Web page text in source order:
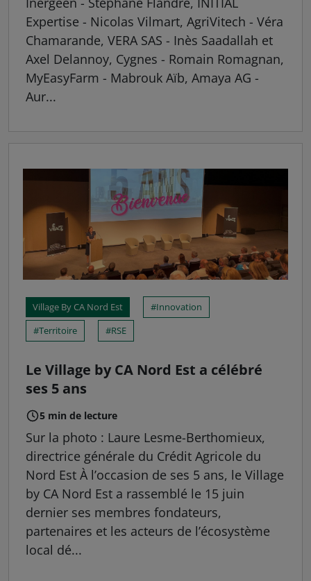
Expertise - Nicolas Vilmart, AgriVitech - Véra
Chamarande, VERA SAS - Inès Saadallah et
Axel Delannoy, Cygnes - Romain Romagnan,
MyEasyFarm - Mabrouk Aïb, Amaya AG -
Aur...
Village By CA Nord Est
Innovation
Territoire
RSE
Le Village by CA Nord Est a célébré
ses 5 ans
5 min de lecture
Sur la photo : Laure Lesme-Berthomieux,
directrice générale du Crédit Agricole du
Nord Est À l’occasion de ses 5 ans, le Village
by CA Nord Est a rassemblé le 15 juin
dernier ses membres fondateurs,
partenaires et les acteurs de l’écosystème
local dé...